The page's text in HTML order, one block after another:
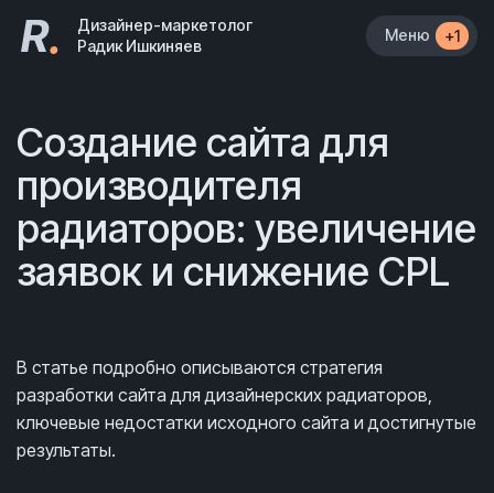
R.
Дизайнер-маркетолог
Радик Ишкиняев
Меню +1
Создание сайта для
производителя
радиаторов: увеличение
заявок и снижение CPL
В статье подробно описываются стратегия
разработки сайта для дизайнерских радиаторов,
ключевые недостатки исходного сайта и достигнутые
результаты.